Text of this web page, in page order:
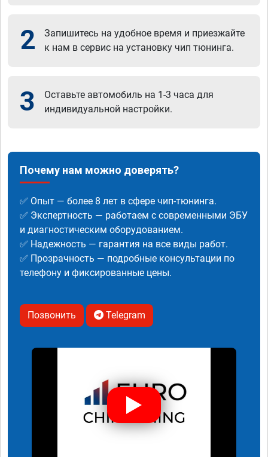
2
Запишитесь на удобное время и приезжайте
к нам в сервис на установку чип тюнинга.
3
Оставьте автомобиль на 1-3 часа для
индивидуальной настройки.
Почему нам можно доверять?
✅ Опыт — более 8 лет в сфере чип-тюнинга.
✅ Экспертность — работаем с современными ЭБУ
и диагностическим оборудованием.
✅ Надежность — гарантия на все виды работ.
✅ Прозрачность — подробные консультации по
телефону и фиксированные цены.
Позвонить Telegram